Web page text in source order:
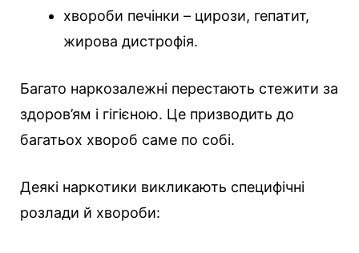
хвороби печінки – цирози, гепатит,
жирова дистрофія.
Багато наркозалежні перестають стежити за
здоров’ям і гігієною. Це призводить до
багатьох хвороб саме по собі.
Деякі наркотики викликають специфічні
розлади й хвороби: